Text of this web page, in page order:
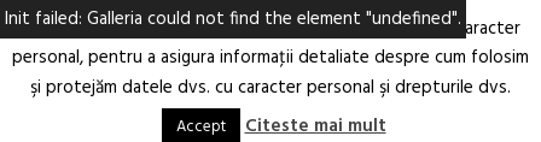
Arhitectură.
Oraș.
RO EN
Ne-am actualizat Politica privind prelucrarea datelor cu caracter
personal, pentru a asigura informaţii detaliate despre cum folosim
şi protejăm datele dvs. cu caracter personal şi drepturile dvs.
Accept Citeste mai mult
Init failed: Galleria could not find the element "undefined".